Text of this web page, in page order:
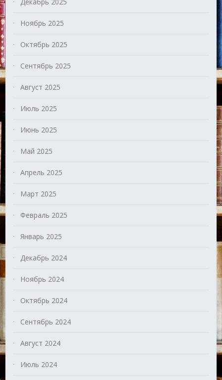
Ноябрь 2025
Октябрь 2025
Сентябрь 2025
Август 2025
Июль 2025
Июнь 2025
Май 2025
Апрель 2025
Март 2025
Февраль 2025
Январь 2025
Декабрь 2024
Ноябрь 2024
Октябрь 2024
Сентябрь 2024
Август 2024
Июль 2024